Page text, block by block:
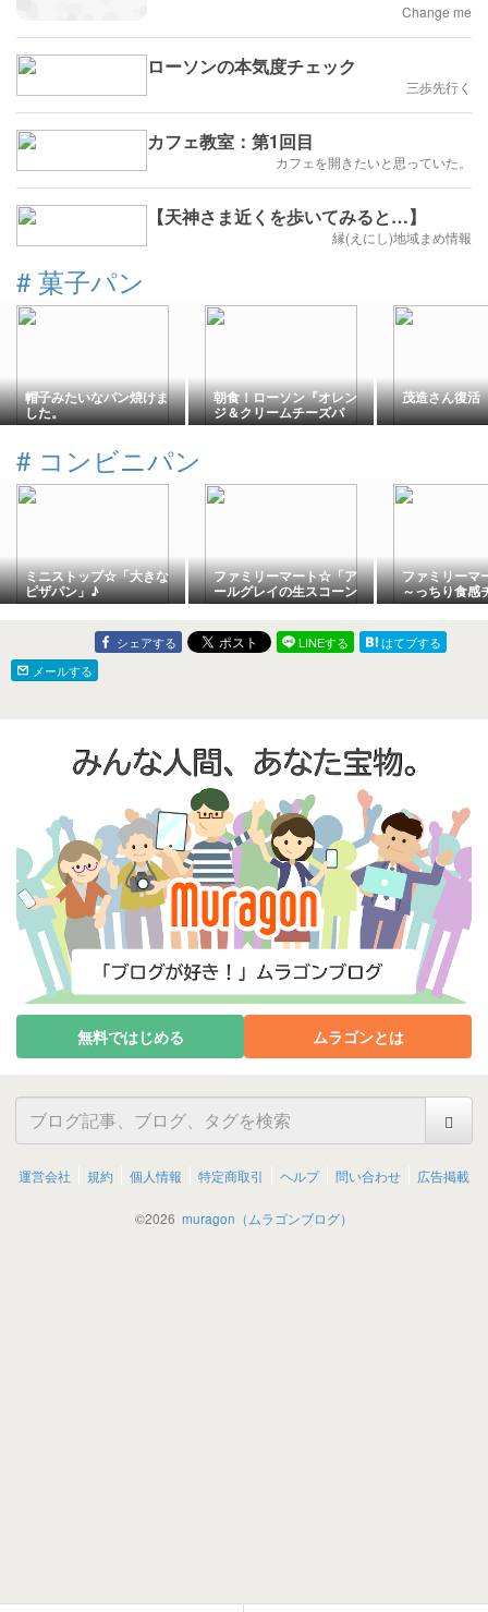
Change me
ローソンの本気度チェック
三歩先行く
カフェ教室：第1回目
カフェを開きたいと思っていた。
【天神さま近くを歩いてみると…】
縁(えにし)地域まめ情報
# 菓子パン
帽子みたいなパン焼けま
した。
朝食！ローソン『オレン
ジ＆クリームチーズパ
ン』を食べてみた！
茂造さん復活
# コンビニパン
ミニストップ☆「大きな
ピザパン」♪
ファミリーマート☆「ア
ールグレイの生スコーン
クロワッサン（ホワイト
チョコチップ入り）」♪
ファミリー
～っちり食感
ームパン」♪
シェアする LINEする
はてブする
メールする
無料ではじめる ムラゴンとは
運営会社 規約 個人情報 特定商取引 ヘルプ 問い合わせ 広告掲載
©2026 muragon（ムラゴンブログ）